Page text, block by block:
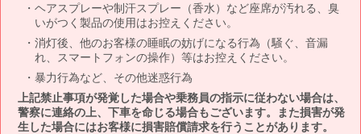
ヘアスプレーや制汗スプレー（香水）など座席が汚れる、臭
いがつく製品の使用はお控えください。
消灯後、他のお客様の睡眠の妨げになる行為（騒ぐ、音漏
れ、スマートフォンの操作）等はお控えください。
暴力行為など、その他迷惑行為
上記禁止事項が発覚した場合や乗務員の指示に従わない場合は、
警察に連絡の上、下車を命じる場合もございます。また損害が発
生した場合にはお客様に損害賠償請求を行うことがあります。